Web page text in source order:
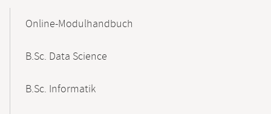
NavigationOnline-Modulhandbuch
B.Sc. Data Science
B.Sc. Informatik